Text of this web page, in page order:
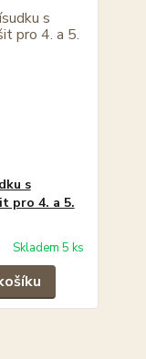
s
pro 4. a 5.
Skladem 5 ks